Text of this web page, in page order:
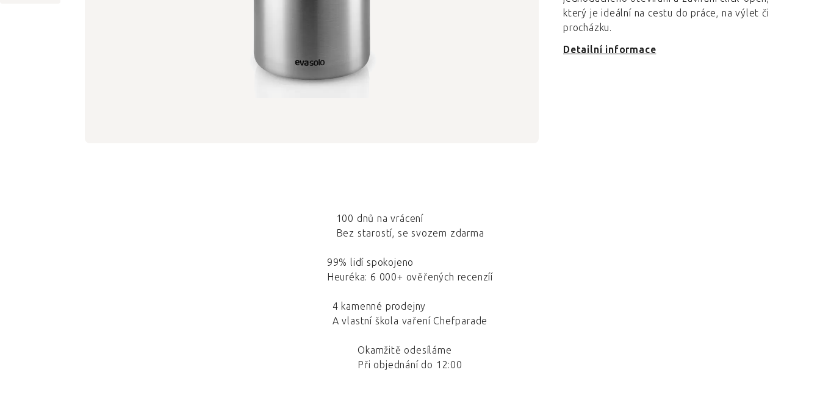
který je ideální na cestu do práce, na výlet či
procházku.
Detailní informace
100 dnů na vrácení
Bez starostí, se svozem zdarma
99% lidí spokojeno
Heuréka: 6 000+ ověřených recenzíí
4 kamenné prodejny
A vlastní škola vaření Chefparade
Okamžitě odesíláme
Při objednání do 12:00